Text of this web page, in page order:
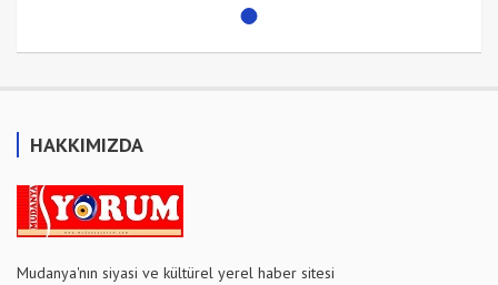
HAKKIMIZDA
Mudanya'nın siyasi ve kültürel yerel haber sitesi